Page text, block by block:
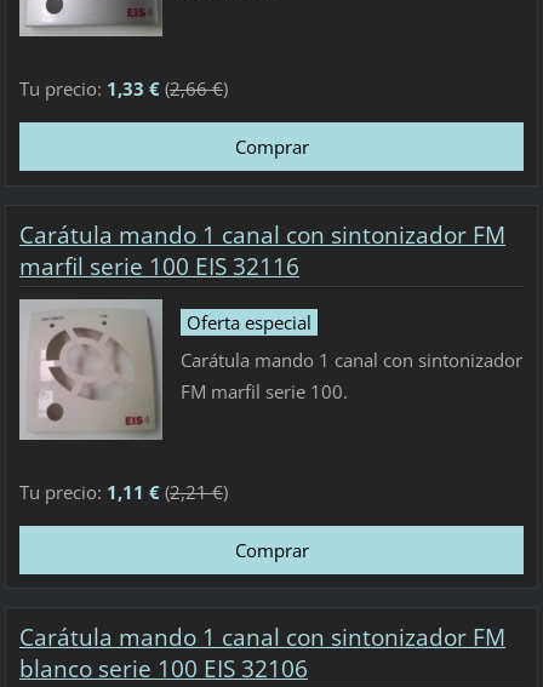
Tu precio: 1,33 €(2,66 €)
Carátula mando 1 canal con sintonizador FM
marfil serie 100 EIS 32116
Oferta especial
Carátula mando 1 canal con sintonizador
FM marfil serie 100.
Tu precio: 1,11 €(2,21 €)
Carátula mando 1 canal con sintonizador FM
blanco serie 100 EIS 32106